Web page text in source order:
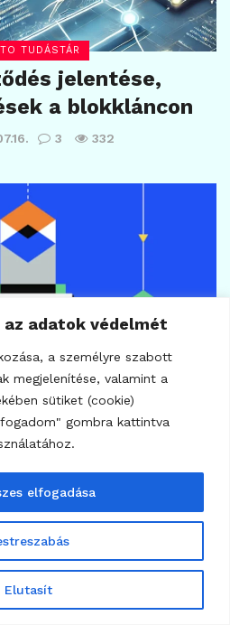
adatok védelmét
a személyre szabott
megjelenítése, valamint a
sütiket (cookie)
gombra kattintva
Elutasít
elfogadása
TUDÁSTÁR
jelentése,
a blokkláncon
3 332
a blokklánc motorja
2026.06.14.